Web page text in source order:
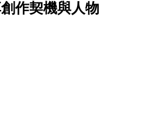
作契機與人物